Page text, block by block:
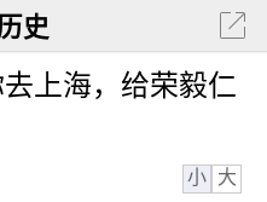
史
上海，给荣毅仁
小 大